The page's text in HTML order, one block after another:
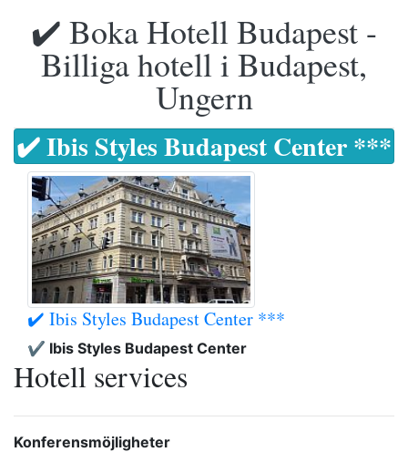
✔️ Boka Hotell Budapest -
Billiga hotell i Budapest,
Ungern
✔️ Ibis Styles Budapest Center ***
✔️ Ibis Styles Budapest Center ***
✔️ Ibis Styles Budapest Center
Hotell services
Konferensmöjligheter